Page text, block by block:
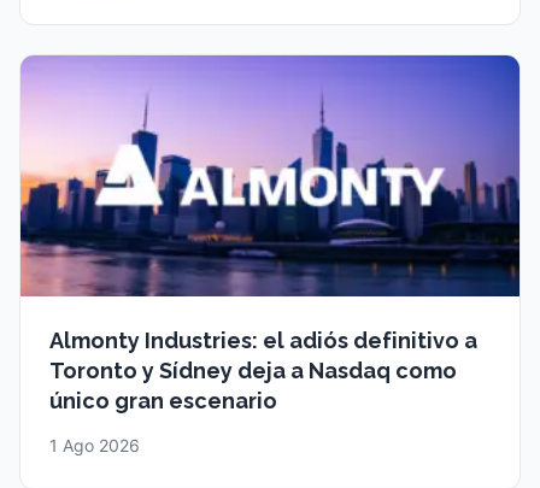
Almonty Industries: el adiós definitivo a
Toronto y Sídney deja a Nasdaq como
único gran escenario
1 Ago 2026